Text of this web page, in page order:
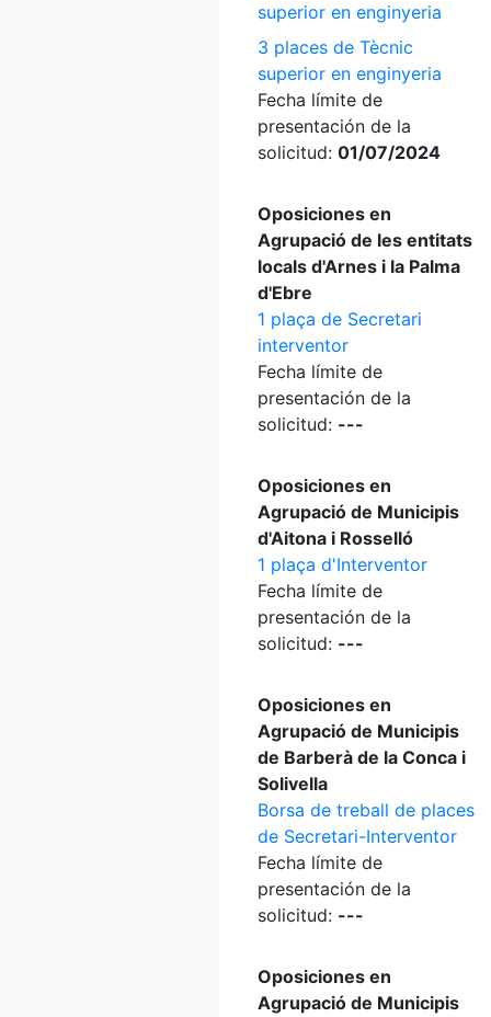
superior en enginyeria
3 places de Tècnic
superior en enginyeria
Fecha límite de
presentación de la
solicitud: 01/07/2024
Oposiciones en
Agrupació de les entitats
locals d'Arnes i la Palma
d'Ebre
1 plaça de Secretari
interventor
Fecha límite de
presentación de la
solicitud: ---
Oposiciones en
Agrupació de Municipis
d'Aitona i Rosselló
1 plaça d'Interventor
Fecha límite de
presentación de la
solicitud: ---
Oposiciones en
Agrupació de Municipis
de Barberà de la Conca i
Solivella
Borsa de treball de places
de Secretari-Interventor
Fecha límite de
presentación de la
solicitud: ---
Oposiciones en
Agrupació de Municipis